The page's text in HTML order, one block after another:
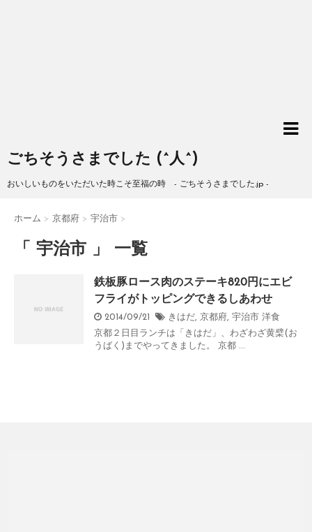
ごちそうさまでした (^人^)
おいしいものをいただいた時こそ至福の時 - ごちそうさまでした.jp -
ホーム > 京都府 > 宇治市 >
「 宇治市 」 一覧
鉄板豚ロース肉のステーキ820円にエビ
フライがトッピングできるしあわせ
2014/09/21 きはだ, 京都府, 宇治市 洋食
京都２日目ランチは「きはだ」、わざわざ黄檗(お
うばく)までやってきました。 京都 ...